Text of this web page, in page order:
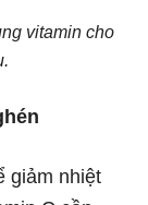
vitamin cho
giảm nhiệt